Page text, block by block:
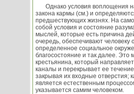
Однако условия воплощения
закона кармы (см.) и
предшествующих жизнях. На
собой условия и состояние
мыслей, которые есть причина
очередь, обеспечивают
определенное социальное
благосостояние и так далее. Это
крестьянина, который
каналы и перекрывает ее
закрывая их входные отверстия;
является естественным
указывается самим человеком.